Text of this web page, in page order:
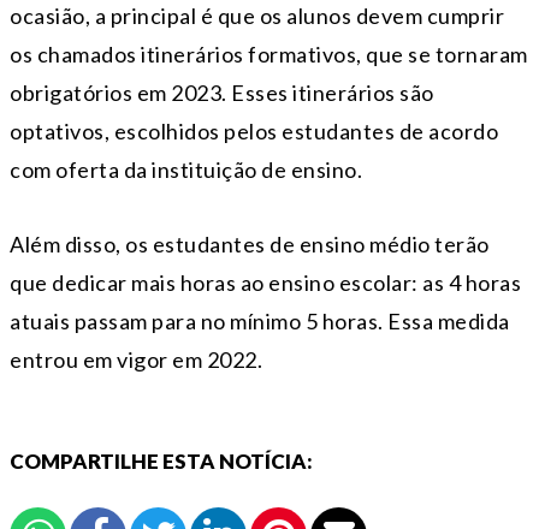
ocasião, a principal é que os alunos devem cumprir
os chamados itinerários formativos, que se tornaram
obrigatórios em 2023. Esses itinerários são
optativos, escolhidos pelos estudantes de acordo
com oferta da instituição de ensino.
Além disso, os estudantes de ensino médio terão
que dedicar mais horas ao ensino escolar: as 4 horas
atuais passam para no mínimo 5 horas. Essa medida
entrou em vigor em 2022.
COMPARTILHE ESTA NOTÍCIA: